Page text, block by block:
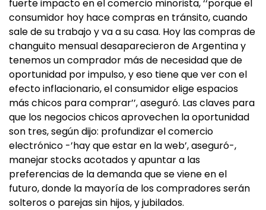
fuerte impacto en el comercio minorista, ‘‘porque el
consumidor hoy hace compras en tránsito, cuando
sale de su trabajo y va a su casa. Hoy las compras de
changuito mensual desaparecieron de Argentina y
tenemos un comprador más de necesidad que de
oportunidad por impulso, y eso tiene que ver con el
efecto inflacionario, el consumidor elige espacios
más chicos para comprar’’, aseguró. Las claves para
que los negocios chicos aprovechen la oportunidad
son tres, según dijo: profundizar el comercio
electrónico -’hay que estar en la web’, aseguró-,
manejar stocks acotados y apuntar a las
preferencias de la demanda que se viene en el
futuro, donde la mayoría de los compradores serán
solteros o parejas sin hijos, y jubilados.